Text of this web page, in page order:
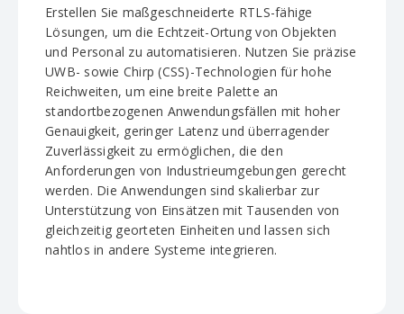
Erstellen Sie maßgeschneiderte RTLS-fähige
Lösungen, um die Echtzeit-Ortung von Objekten
und Personal zu automatisieren. Nutzen Sie präzise
UWB- sowie Chirp (CSS)-Technologien für hohe
Reichweiten, um eine breite Palette an
standortbezogenen Anwendungsfällen mit hoher
Genauigkeit, geringer Latenz und überragender
Zuverlässigkeit zu ermöglichen, die den
Anforderungen von Industrieumgebungen gerecht
werden. Die Anwendungen sind skalierbar zur
Unterstützung von Einsätzen mit Tausenden von
gleichzeitig georteten Einheiten und lassen sich
nahtlos in andere Systeme integrieren.